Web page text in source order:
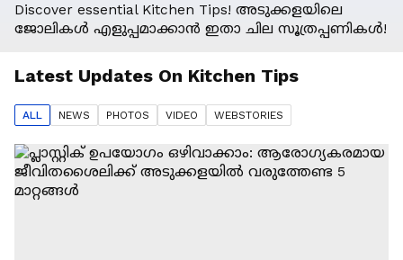
Discover essential Kitchen Tips! അടുക്കളയിലെ
ജോലികൾ എളുപ്പമാക്കാൻ ഇതാ ചില സൂത്രപ്പണികൾ!
Latest Updates On Kitchen Tips
ALL NEWS PHOTOS VIDEO WEBSTORIES